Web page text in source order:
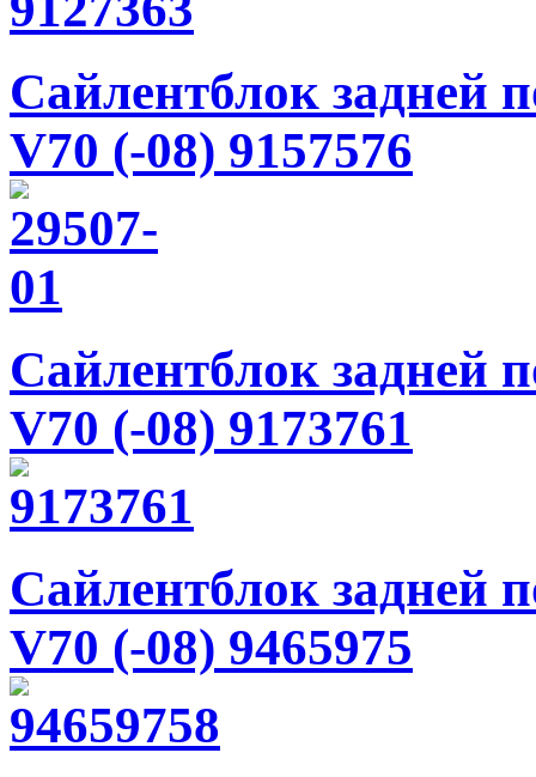
Сайлентблок задней
V70 (-08) 9157576
Сайлентблок задней
V70 (-08) 9173761
Сайлентблок задней
V70 (-08) 9465975